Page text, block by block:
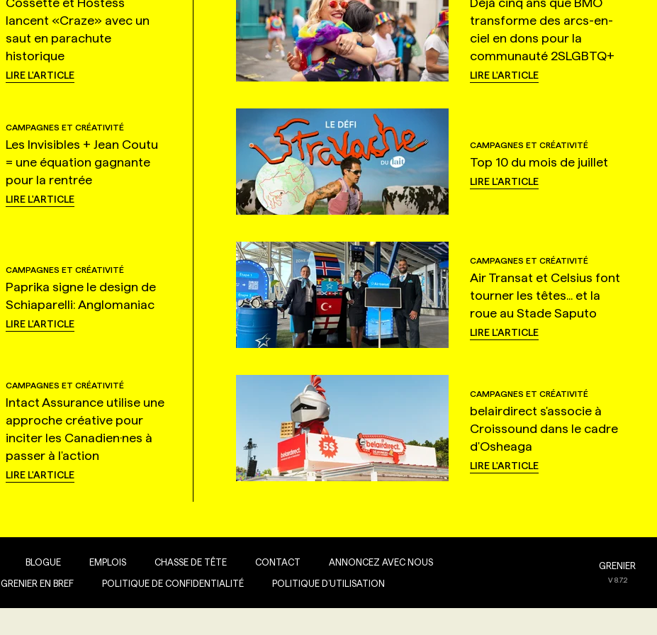
lancent «Craze» avec un
saut en parachute
historique
LIRE L'ARTICLE
transforme des arcs-en-
ciel en dons pour la
communauté 2SLGBTQ+
LIRE L'ARTICLE
CAMPAGNES ET CRÉATIVITÉ
Les Invisibles + Jean Coutu
= une équation gagnante
pour la rentrée
LIRE L'ARTICLE
CAMPAGNES ET CRÉATIVITÉ
Top 10 du mois de juillet
LIRE L'ARTICLE
CAMPAGNES ET CRÉATIVITÉ
Paprika signe le design de
Schiaparelli: Anglomaniac
LIRE L'ARTICLE
CAMPAGNES ET CRÉATIVITÉ
Air Transat et Celsius font
tourner les têtes... et la
roue au Stade Saputo
LIRE L'ARTICLE
CAMPAGNES ET CRÉATIVITÉ
Intact Assurance utilise une
approche créative pour
inciter les Canadien·nes à
passer à l'action
LIRE L'ARTICLE
CAMPAGNES ET CRÉATIVITÉ
belairdirect s'associe à
Croissound dans le cadre
d'Osheaga
LIRE L'ARTICLE
BLOGUE EMPLOIS CHASSE DE TÊTE CONTACT ANNONCEZ AVEC NOUS
GRENIER EN BREF POLITIQUE DE CONFIDENTIALITÉ POLITIQUE D’UTILISATION
GRENIER
V8.7.2